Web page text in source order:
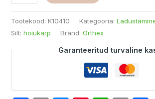
Tootekood: K10410 Kategooria:
Silt:hoiukarp Bränd:Orthex
Garanteeritud turvaline